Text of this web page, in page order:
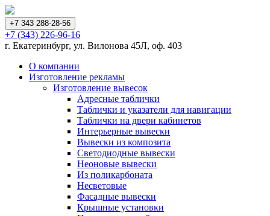
+7 343 288-28-56
+7 (343) 226-96-16
г. Екатеринбург, ул. Вилонова 45Л, оф. 403
О компании
Изготовление рекламы
Изготовление вывесок
Адресные таблички
Таблички и указатели для навигации
Таблички на двери кабинетов
Интерьерные вывески
Вывески из композита
Светодиодные вывески
Неоновые вывески
Из поликарбоната
Несветовые
Фасадные вывески
Крышные установки